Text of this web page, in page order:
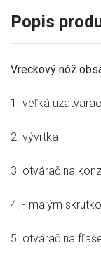
Popis
Vreckový nôž
1. veľká
2. vývrtka
3. otvárač na
4. - malým
5. otvárač na